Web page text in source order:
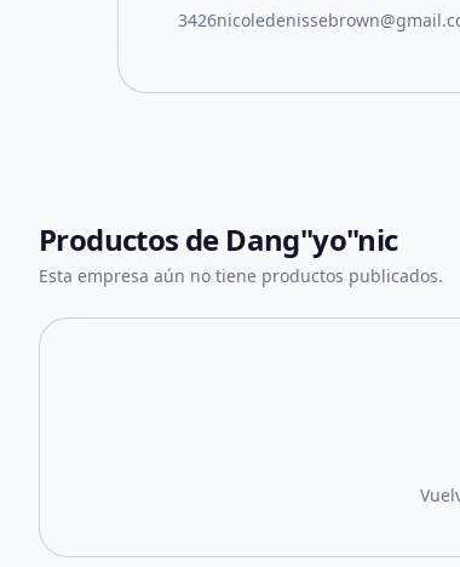
Productos de Dang"yo"nic
Esta empresa aún no tiene productos publicados.